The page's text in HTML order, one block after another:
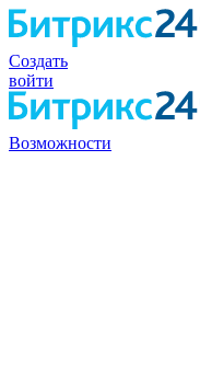
Создать
войти
Возможности